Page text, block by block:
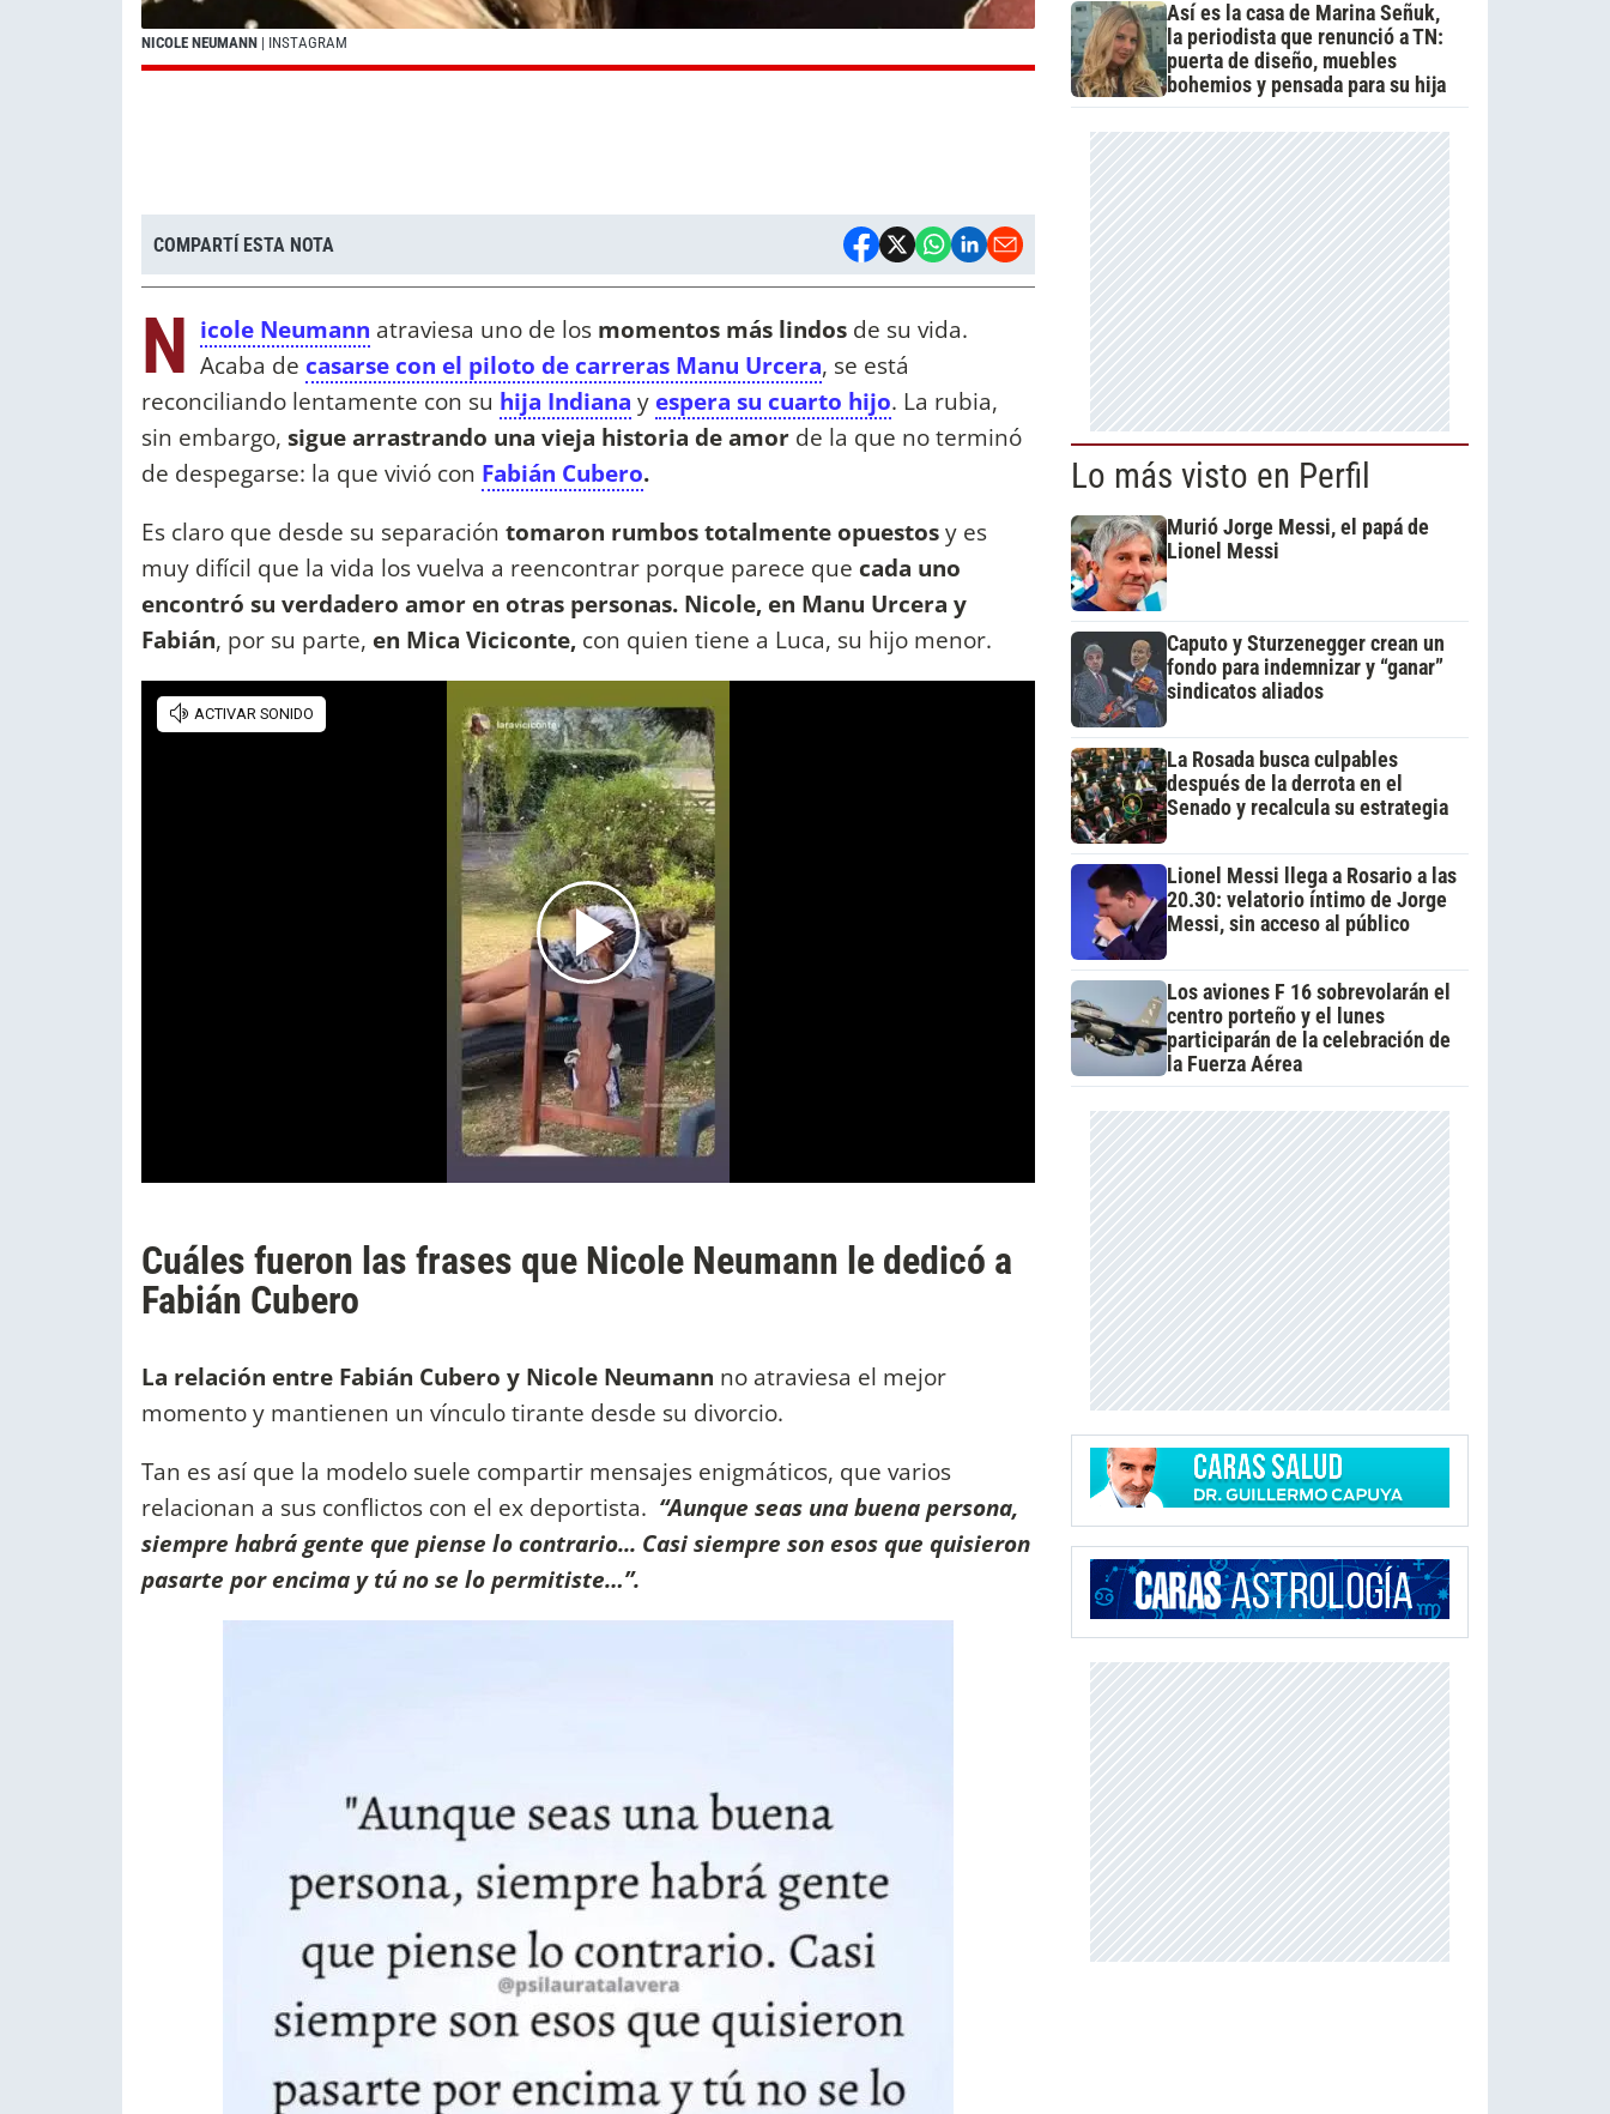
NICOLE NEUMANN | INSTAGRAM
COMPARTÍ ESTA NOTA
N icole Neumann atraviesa uno de los momentos más lindos de su vida.
Acaba de casarse con el piloto de carreras Manu Urcera, se está
reconciliando lentamente con su hija Indiana y espera su cuarto hijo. La rubia,
sin embargo, sigue arrastrando una vieja historia de amor de la que no terminó
de despegarse: la que vivió con Fabián Cubero.
Es claro que desde su separación tomaron rumbos totalmente opuestosy es
muy difícil que la vida los vuelva a reencontrar porque parece que cada uno
encontró su verdadero amor en otras personas. Nicole, en Manu Urcera y
Fabián, por su parte, en Mica Viciconte, con quien tiene a Luca, su hijo menor.
Cuáles fueron las frases que Nicole Neumann le dedicó a
Fabián Cubero
La relación entre Fabián Cubero y Nicole Neumann no atraviesa el mejor
momento y mantienen un vínculo tirante desde su divorcio.
Tan es así que la modelo suele compartir mensajes enigmáticos, que varios
relacionan a sus conflictos con el ex deportista. “Aunque seas una buena persona,
siempre habrá gente que piense lo contrario... Casi siempre son esos que quisieron
pasarte por encima y tú no se lo permitiste…”.
Así es la casa de Marina Señuk,
la periodista que renunció a TN:
puerta de diseño, muebles
bohemios y pensada para su hija
Lo más visto en Perfil
Murió Jorge Messi, el papá de
Lionel Messi
Caputo y Sturzenegger crean un
fondo para indemnizar y “ganar”
sindicatos aliados
La Rosada busca culpables
después de la derrota en el
Senado y recalcula su estrategia
Lionel Messi llega a Rosario a las
20.30: velatorio íntimo de Jorge
Messi, sin acceso al público
Los aviones F 16 sobrevolarán el
centro porteño y el lunes
participarán de la celebración de
la Fuerza Aérea